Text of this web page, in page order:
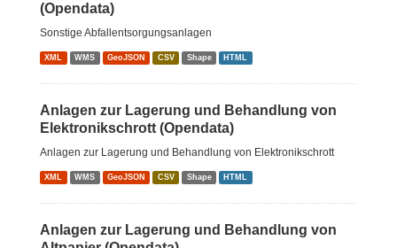
(Opendata)
Sonstige Abfallentsorgungsanlagen
XML WMS GeoJSON CSV Shape HTML
Anlagen zur Lagerung und Behandlung von
Elektronikschrott (Opendata)
Anlagen zur Lagerung und Behandlung von Elektronikschrott
XML WMS GeoJSON CSV Shape HTML
Anlagen zur Lagerung und Behandlung von